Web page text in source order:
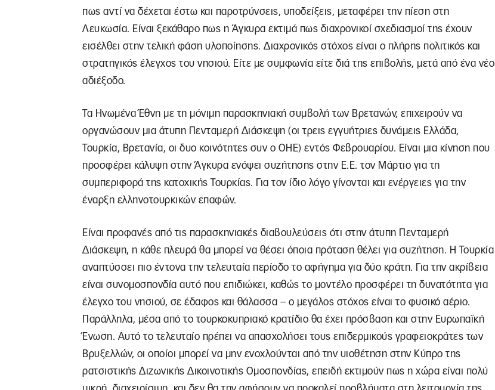
πως αντί να δέχεται έστω και παροτρύνσεις, υποδείξεις, μεταφέρει την πίεση στη
Λευκωσία. Είναι ξεκάθαρο πως η Άγκυρα εκτιμά πως διαχρονικοί σχεδιασμοί της έχουν
εισέλθει στην τελική φάση υλοποίησης. Διαχρονικός στόχος είναι ο πλήρης πολιτικός και
στρατηγικός έλεγχος του νησιού. Είτε με συμφωνία είτε διά της επιβολής, μετά από ένα νέο
αδιέξοδο.
Τα Ηνωμένα Έθνη με τη μόνιμη παρασκηνιακή συμβολή των Βρετανών, επιχειρούν να
οργανώσουν μια άτυπη Πενταμερή Διάσκεψη (οι τρεις εγγυήτριες δυνάμεις Ελλάδα,
Τουρκία, Βρετανία, οι δυο κοινότητες συν ο ΟΗΕ) εντός Φεβρουαρίου. Είναι μια κίνηση που
προσφέρει κάλυψη στην Άγκυρα ενόψει συζήτησης στην Ε.Ε. τον Μάρτιο για τη
συμπεριφορά της κατοχικής Τουρκίας. Για τον ίδιο λόγο γίνονται και ενέργειες για την
έναρξη ελληνοτουρκικών επαφών.
Είναι προφανές από τις παρασκηνιακές διαβουλεύσεις ότι στην άτυπη Πενταμερή
Διάσκεψη, η κάθε πλευρά θα μπορεί να θέσει όποια πρόταση θέλει για συζήτηση. Η Τουρκία
αναπτύσσει πιο έντονα την τελευταία περίοδο το αφήγημα για δύο κράτη. Για την ακρίβεια
είναι συνομοσπονδία αυτό που επιδιώκει, καθώς το μοντέλο προσφέρει τη δυνατότητα για
έλεγχο του νησιού, σε έδαφος και θάλασσα – ο μεγάλος στόχος είναι το φυσικό αέριο.
Παράλληλα, μέσα από το τουρκοκυπριακό κρατίδιο θα έχει πρόσβαση και στην Ευρωπαϊκή
Ένωση. Αυτό το τελευταίο πρέπει να απασχολήσει τους επιδερμικούς γραφειοκράτες των
Βρυξελλών, οι οποίοι μπορεί να μην ενοχλούνται από την υιοθέτηση στην Κύπρο της
ρατσιστικής Διζωνικής Δικοινοτικής Ομοσπονδίας, επειδή εκτιμούν πως η χώρα είναι πολύ